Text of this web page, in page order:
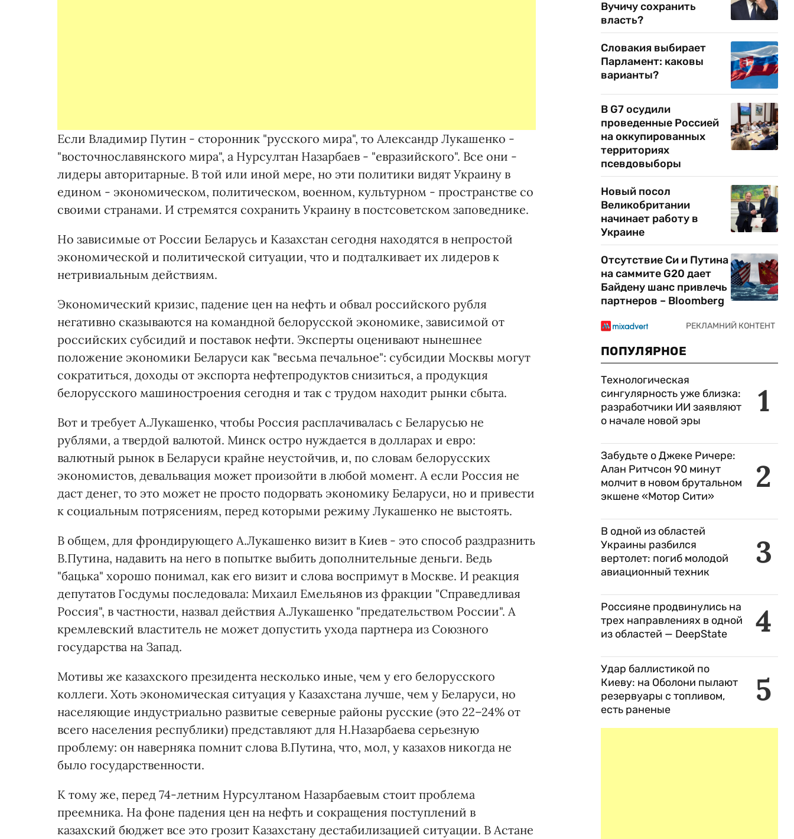
Если Владимир Путин - сторонник "русского мира", то Александр Лукашенко -
"восточнославянского мира", а Нурсултан Назарбаев - "евразийского". Все они -
лидеры авторитарные. В той или иной мере, но эти политики видят Украину в
едином - экономическом, политическом, военном, культурном - пространстве со
своими странами. И стремятся сохранить Украину в постсоветском заповеднике.
Но зависимые от России Беларусь и Казахстан сегодня находятся в непростой
экономической и политической ситуации, что и подталкивает их лидеров к
нетривиальным действиям.
Экономический кризис, падение цен на нефть и обвал российского рубля
негативно сказываются на командной белорусской экономике, зависимой от
российских субсидий и поставок нефти. Эксперты оценивают нынешнее
положение экономики Беларуси как "весьма печальное": субсидии Москвы могут
сократиться, доходы от экспорта нефтепродуктов снизиться, а продукция
белорусского машиностроения сегодня и так с трудом находит рынки сбыта.
Вот и требует А.Лукашенко, чтобы Россия расплачивалась с Беларусью не
рублями, а твердой валютой. Минск остро нуждается в долларах и евро:
валютный рынок в Беларуси крайне неустойчив, и, по словам белорусских
экономистов, девальвация может произойти в любой момент. А если Россия не
даст денег, то это может не просто подорвать экономику Беларуси, но и привести
к социальным потрясениям, перед которыми режиму Лукашенко не выстоять.
В общем, для фрондирующего А.Лукашенко визит в Киев - это способ раздразнить
В.Путина, надавить на него в попытке выбить дополнительные деньги. Ведь
"бацька" хорошо понимал, как его визит и слова воспримут в Москве. И реакция
депутатов Госдумы последовала: Михаил Емельянов из фракции "Справедливая
Россия", в частности, назвал действия А.Лукашенко "предательством России". А
кремлевский властитель не может допустить ухода партнера из Союзного
государства на Запад.
Мотивы же казахского президента несколько иные, чем у его белорусского
коллеги. Хоть экономическая ситуация у Казахстана лучше, чем у Беларуси, но
населяющие индустриально развитые северные районы русские (это 22–24% от
всего населения республики) представляют для Н.Назарбаева серьезную
проблему: он наверняка помнит слова В.Путина, что, мол, у казахов никогда не
было государственности.
К тому же, перед 74-летним Нурсултаном Назарбаевым стоит проблема
преемника. На фоне падения цен на нефть и сокращения поступлений в
казахский бюджет все это грозит Казахстану дестабилизацией ситуации. В Астане
Вучичу сохранить
власть?
Словакия выбирает
Парламент: каковы
варианты?
В G7 осудили
проведенные Россией
на оккупированных
территориях
псевдовыборы
Новый посол
Великобритании
начинает работу в
Украине
Отсутствие Си и Путина
на саммите G20 дает
Байдену шанс привлечь
партнеров – Bloomberg
ПОПУЛЯРНОЕ
1
Технологическая
сингулярность уже близка:
разработчики ИИ заявляют
о начале новой эры
2
Забудьте о Джеке Ричере:
Алан Ритчсон 90 минут
молчит в новом брутальном
экшене «Мотор Сити»
3
В одной из областей
Украины разбился
вертолет: погиб молодой
авиационный техник
4
Россияне продвинулись на
трех направлениях в одной
из областей — DeepState
5
Удар баллистикой по
Киеву: на Оболони пылают
резервуары с топливом,
есть раненые